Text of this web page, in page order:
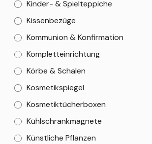
Kinder- & Spielteppiche
Kissenbezüge
Kommunion & Konfirmation
Kompletteinrichtung
Körbe & Schalen
Kosmetikspiegel
Kosmetiktücherboxen
Kühlschrankmagnete
Künstliche Pflanzen